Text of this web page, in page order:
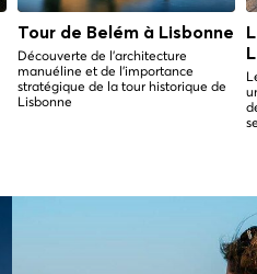
Tour de Belém à Lisbonne
Découverte de l'architecture
manuéline et de l'importance
stratégique de la tour historique de
Lisbonne